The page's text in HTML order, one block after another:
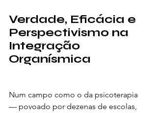
Verdade, Eficácia e
Perspectivismo na
Integração
Organísmica
Num campo como o da psicoterapia
— povoado por dezenas de escolas,